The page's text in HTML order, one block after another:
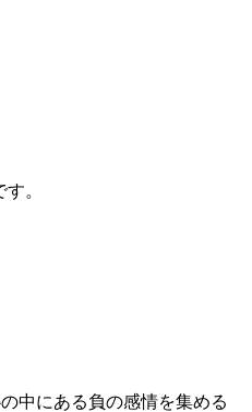
。
中にある負の感情を集める